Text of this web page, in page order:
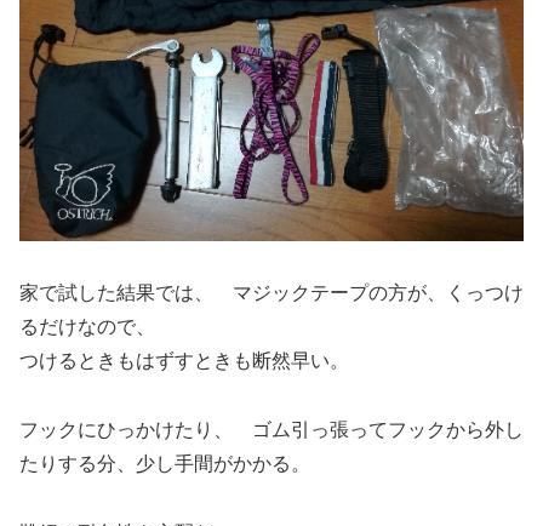
家で試した結果では、 マジックテープの方が、くっつけ
るだけなので、
つけるときもはずすときも断然早い。
フックにひっかけたり、 ゴム引っ張ってフックから外し
たりする分、少し手間がかかる。